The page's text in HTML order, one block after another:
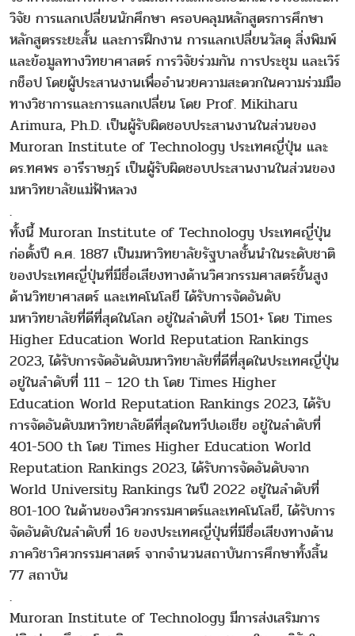
วิจัย การแลกเปลี่ยนนักศึกษา ครอบคลุมหลักสูตรการศึกษา
หลักสูตรระยะสั้น และการฝึกงาน การแลกเปลี่ยนวัสดุ สิ่งพิมพ์
และข้อมูลทางวิทยาศาสตร์ การวิจัยร่วมกัน การประชุม และเวิร์
กช็อป โดยผู้ประสานงานเพื่ออำนวยความสะดวกในความร่วมมือ
ทางวิชาการและการแลกเปลี่ยน โดย Prof. Mikiharu
Arimura, Ph.D. เป็นผู้รับผิดชอบประสานงานในส่วนของ
Muroran Institute of Technology ประเทศญี่ปุ่น และ
ดร.ทศพร อารีราษฎร์ เป็นผู้รับผิดชอบประสานงานในส่วนของ
มหาวิทยาลัยแม่ฟ้าหลวง
.
ทั้งนี้ Muroran Institute of Technology ประเทศญี่ปุ่น
ก่อตั้งปี ค.ศ. 1887 เป็นมหาวิทยาลัยรัฐบาลชั้นนำในระดับชาติ
ของประเทศญี่ปุ่นที่มีชื่อเสียงทางด้านวิศวกรรมศาสตร์ขั้นสูง
ด้านวิทยาศาสตร์ และเทคโนโลยี ได้รับการจัดอันดับ
มหาวิทยาลัยที่ดีที่สุดในโลก อยู่ในลำดับที่ 1501+ โดย Times
Higher Education World Reputation Rankings
2023, ได้รับการจัดอันดับมหาวิทยาลัยที่ดีที่สุดในประเทศญี่ปุ่น
อยู่ในลำดับที่ 111 – 120 th โดย Times Higher
Education World Reputation Rankings 2023, ได้รับ
การจัดอันดับมหาวิทยาลัยดีที่สุดในทวีปเอเชีย อยู่ในลำดับที่
401-500 th โดย Times Higher Education World
Reputation Rankings 2023, ได้รับการจัดอันดับจาก
World University Rankings ในปี 2022 อยู่ในลำดับที่
801-100 ในด้านของวิศวกรรมศาตร์และเทคโนโลยี, ได้รับการ
จัดอันดับในลำดับที่ 16 ของประเทศญี่ปุ่นที่มีชื่อเสียงทางด้าน
ภาควิชาวิศวกรรมศาสตร์ จากจำนวนสถาบันการศึกษาทั้งสิ้น
77 สถาบัน
.
Muroran Institute of Technology มีการส่งเสริมการ